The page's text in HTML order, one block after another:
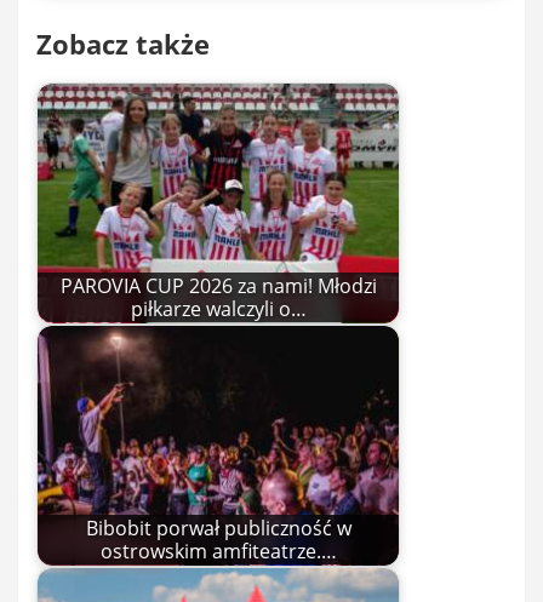
Zobacz także
PAROVIA CUP 2026 za nami! Młodzi
piłkarze walczyli o…
Bibobit porwał publiczność w
ostrowskim amfiteatrze.…